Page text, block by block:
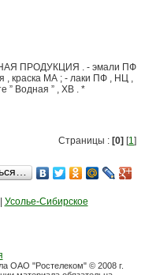
ПРОДУКЦИЯ . - эмали ПФ
, краска МА ; - лаки ПФ , НЦ ,
” Водная ” , ХВ . *
Страницы : [0] [1]
Усолье-Сибирское
ОАО "Ростелеком" © 2008 г.